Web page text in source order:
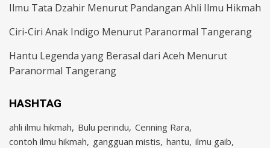
Ilmu Tata Dzahir Menurut Pandangan Ahli Ilmu Hikmah
Ciri-Ciri Anak Indigo Menurut Paranormal Tangerang
Hantu Legenda yang Berasal dari Aceh Menurut
Paranormal Tangerang
HASHTAG
ahli ilmu hikmah Bulu perindu Cenning Rara
contoh ilmu hikmah gangguan mistis hantu ilmu gaib